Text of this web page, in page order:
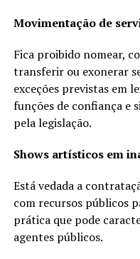
Movimentação de
Fica proibido nomear,
transferir ou exonerar
exceções previstas em
funções de confiança e
pela legislação.
Shows artísticos em
Está vedada a
com recursos públicos
prática que pode
agentes públicos.